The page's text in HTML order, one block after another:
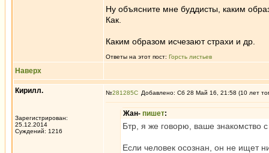
Ну объясните мне буддисты, каким
Как.
Каким образом исчезают страхи и др.
Ответы на этот пост: Горсть листьев
Наверх
Кирилл.
Зарегистрирован:
25.12.2014
Суждений: 1216
№281285 Добавлено: Сб 28 Май 16, 21:58 (10 лет
Жан- пишет:
Бтр, я же говорю, ваше знакомство
Если человек осознан, он не ищет